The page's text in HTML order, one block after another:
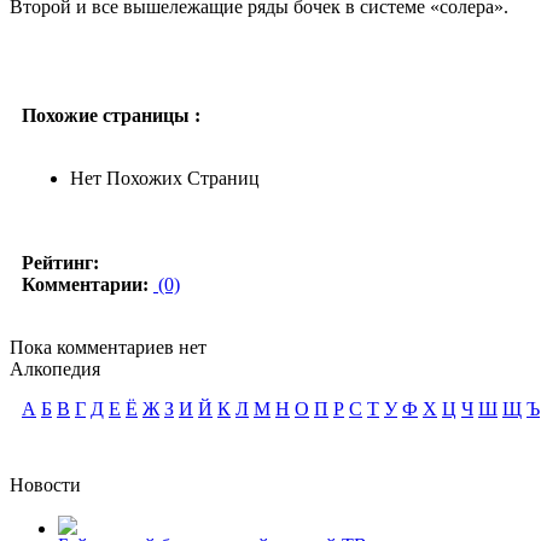
Второй и все вышележащие ряды бочек в системе «солера».
Похожие страницы :
Нет Похожих Страниц
Рейтинг:
Комментарии: (0)
Пока комментариев нет
Алкопедия
А Б В Г Д Е Ё Ж З И Й К Л М Н О П Р С Т У Ф Х Ц Ч Ш Щ Ъ
Новости